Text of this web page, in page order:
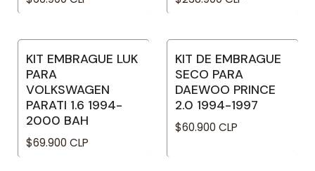
KIT EMBRAGUE LUK
PARA
VOLKSWAGEN
PARATI 1.6 1994-
2000 BAH
$69.900 CLP
KIT DE EMBRAGUE
SECO PARA
DAEWOO PRINCE
2.0 1994-1997
$60.900 CLP